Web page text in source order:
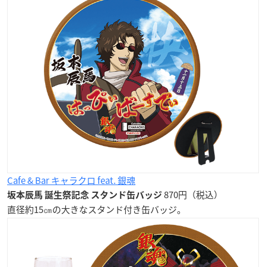
Cafe & Bar キャラクロ feat. 銀魂
坂本辰馬 誕生祭記念 スタンド缶バッジ 870円（税込）
直径約15㎝の大きなスタンド付き缶バッジ。